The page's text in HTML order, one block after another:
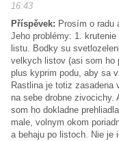
16:43
Příspěvek: Prosím o radu
Jeho problémy: 1.
listu. Bodky su
velkych listov (asi som ho
plus kyprim podu, aby sa
Rastlina je totiz zasadena
na sebe drobne
som ho dokladne
male, volnym okom
a behaju po listoch. Nie je